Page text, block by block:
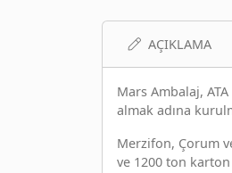
AÇIKLAMA
Mars Ambalaj,
almak adına
Merzifon, Çorum
ve 1200 ton